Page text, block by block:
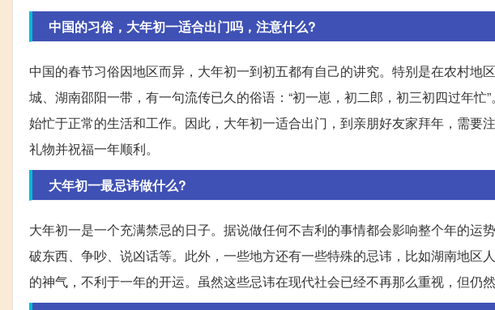
中国的习俗，大年初一适合出门吗，注意什么?
中国的春节习俗因地区而异，大年初一到初五都有自己的讲究。特别是在农村地
城、湖南邵阳一带，有一句流传已久的俗语：“初一崽，初二郎，初三初四过年
始忙于正常的生活和工作。因此，大年初一适合出门，到亲朋好友家拜年，需要
礼物并祝福一年顺利。
大年初一最忌讳做什么?
大年初一是一个充满禁忌的日子。据说做任何不吉利的事情都会影响整个年的运
破东西、争吵、说凶话等。此外，一些地方还有一些特殊的忌讳，比如湖南地区
的神气，不利于一年的开运。虽然这些忌讳在现代社会已经不再那么重视，但仍